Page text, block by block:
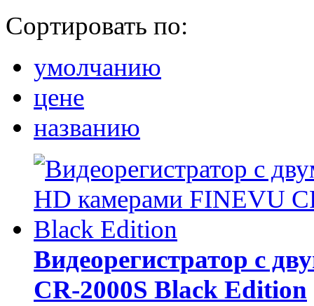
Сортировать по:
умолчанию
цене
названию
Видеорегистратор с
CR-2000S Black Edition